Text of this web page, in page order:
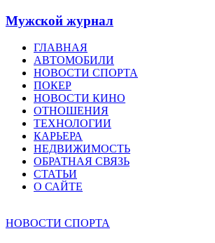
Мужской журнал
ГЛАВНАЯ
АВТОМОБИЛИ
НОВОСТИ СПОРТА
ПОКЕР
НОВОСТИ КИНО
ОТНОШЕНИЯ
ТЕХНОЛОГИИ
КАРЬЕРА
НЕДВИЖИМОСТЬ
ОБРАТНАЯ СВЯЗЬ
СТАТЬИ
О САЙТЕ
НОВОСТИ СПОРТА